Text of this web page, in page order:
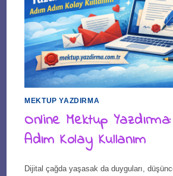
MEKTUP YAZDIRMA
Online Mektup
Adım Kolay Kullanım
Dijital çağda yaşasak da duyguları,